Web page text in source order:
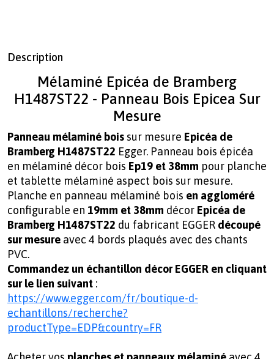
Description
Mélaminé Epicéa de Bramberg
H1487ST22 - Panneau Bois Epicea Sur
Mesure
Panneau mélaminé boissur mesure Epicéa de
Bramberg H1487ST22 Egger. Panneau bois épicéa
en mélaminé décor bois Ep19 et 38mm pour planche
et tablette mélaminé aspect bois sur mesure.
Planche en panneau mélaminé bois en aggloméré
configurable en 19mm et 38mm décor Epicéa de
Bramberg H1487ST22 du fabricant EGGER découpé
sur mesure avec 4 bords plaqués avec des chants
PVC.
Commandez un échantillon décor EGGER en cliquant
sur le lien suivant :
https://www.egger.com/fr/boutique-d-
echantillons/recherche?
productType=EDP&country=FR